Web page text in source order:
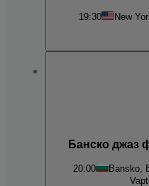
19:30 New
Банско джаз
20:00 Bansko,